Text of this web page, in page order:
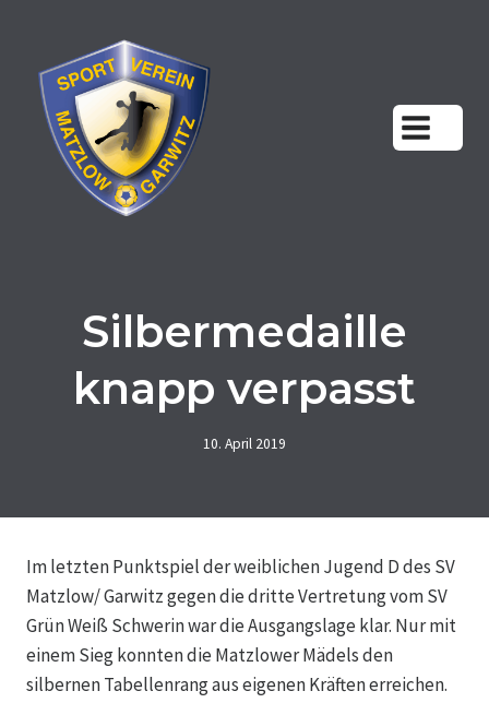
springen
Silbermedaille
knapp verpasst
10. April 2019
Im letzten Punktspiel der weiblichen Jugend D des SV
Matzlow/ Garwitz gegen die dritte Vertretung vom SV
Grün Weiß Schwerin war die Ausgangslage klar. Nur mit
einem Sieg konnten die Matzlower Mädels den
silbernen Tabellenrang aus eigenen Kräften erreichen.